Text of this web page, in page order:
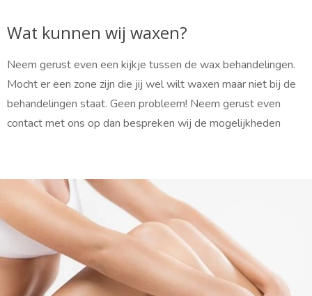
Wat kunnen wij waxen?
Neem gerust even een kijkje tussen de wax behandelingen.
Mocht er een zone zijn die jij wel wilt waxen maar niet bij de
behandelingen staat. Geen probleem! Neem gerust even
contact met ons op dan bespreken wij de mogelijkheden